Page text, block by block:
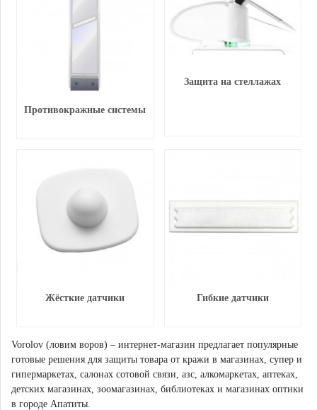
Противокражные системы
Защита на стеллажах
Жёсткие датчики Гибкие датчики
Vorolov (ловим воров) – интернет-магазин предлагает популярные
готовые решения для защиты товара от кражи в магазинах, супер и
гипермаркетах, салонах сотовой связи, азс, алкомаркетах, аптеках,
детских магазинах, зоомагазинах, библиотеках и магазинах оптики
в городе Апатиты.